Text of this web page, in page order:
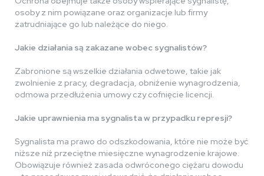
osoby z nim powiązane oraz organizacje lub firmy
zatrudniające go lub należące do niego.
Jakie działania są zakazane wobec sygnalistów?
Zabronione są wszelkie działania odwetowe, takie jak
zwolnienie z pracy, degradacja, obniżenie wynagrodzenia,
odmowa przedłużenia umowy czy cofnięcie licencji.
Jakie uprawnienia ma sygnalista w przypadku represji?
Sygnalista ma prawo do odszkodowania, które nie może być
niższe niż przeciętne miesięczne wynagrodzenie krajowe.
Obowiązuje również zasada odwróconego ciężaru dowodu